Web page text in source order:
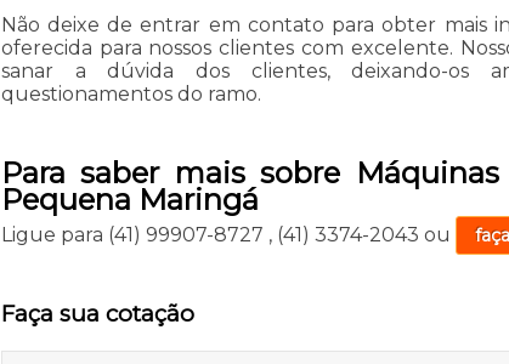
Não deixe de entrar em contato para obter mais
oferecida para nossos clientes com excelente.
sanar a dúvida dos clientes, deixando-os
questionamentos do ramo.
Para saber mais sobre
Pequena Maringá
Ligue para (41) 99907-8727 , (41) 3374-2043 ou
Faça sua cotação